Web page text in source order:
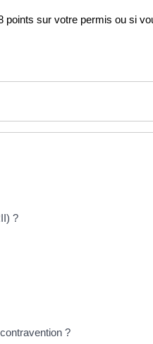
sur votre permis ou si
?
?